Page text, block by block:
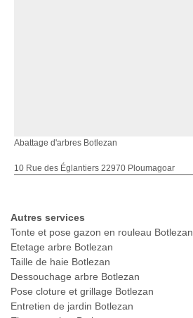
Abattage d'arbres Botlezan
10 Rue des Églantiers 22970 Ploumagoar
Autres services
Tonte et pose gazon en rouleau Botlezan
Etetage arbre Botlezan
Taille de haie Botlezan
Dessouchage arbre Botlezan
Pose cloture et grillage Botlezan
Entretien de jardin Botlezan